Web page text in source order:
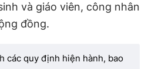
và giáo viên, công nhân
đồng.
các quy định hiện hành, bao